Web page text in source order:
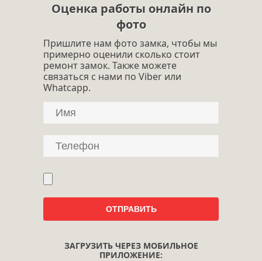
Оценка работы онлайн по
фото
Пришлите нам фото замка, чтобы мы
примерно оценили сколько стоит
ремонт замок. Также можете
связаться с нами по Viber или
Whatcapp.
ЗАГРУЗИТЬ ЧЕРЕЗ МОБИЛЬНОЕ
ПРИЛОЖЕНИЕ: